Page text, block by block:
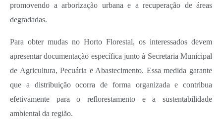
promovendo a arborização urbana e a recuperação de áreas
degradadas.
Para obter mudas no Horto Florestal, os interessados devem
apresentar documentação específica junto à Secretaria Municipal
de Agricultura, Pecuária e Abastecimento. Essa medida garante
que a distribuição ocorra de forma organizada e contribua
efetivamente para o reflorestamento e a sustentabilidade
ambiental da região.